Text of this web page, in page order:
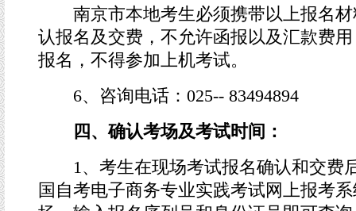
南京市本地考生必须携带以上报名材
认报名及交费，不允许函报以及汇款费
报名，不得参加上机考试。
6、咨询电话：025-- 83494894
四、确认考场及考试时间：
1、考生在现场考试报名确认和交费
国自考电子商务专业实践考试网上报考